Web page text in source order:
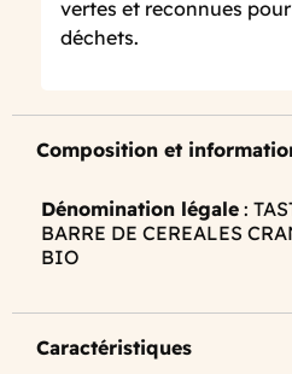
vertes et reconnues
déchets.
Composition et
Dénomination légale :
BARRE DE CEREALES
BIO
Caractéristiques